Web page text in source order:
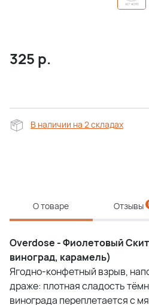
325 р.
В наличии на 2 складах
О товаре Отзывы
Overdose - Фиолетовый
виноград, карамель)
Ягодно-конфетный взрыв,
драже: плотная сладость
винограда переплетается с